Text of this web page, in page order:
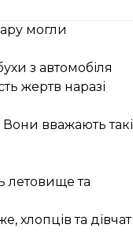
могли
з автомобіля
жертв наразі
вважають такі
летовище та
хлопців та дівчат